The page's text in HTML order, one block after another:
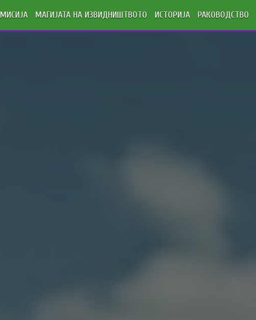
МИСИЈА МАГИЈАТА НА ИЗВИДНИШТВОТО ИСТОРИЈА РАКОВОДСТВО